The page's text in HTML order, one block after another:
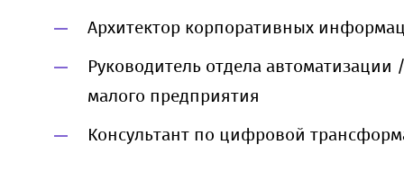
Архитектор корпоративных
Руководитель отдела автоматизации
малого предприятия
Консультант по цифровой